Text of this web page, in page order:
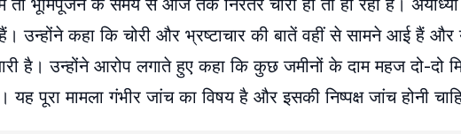
तो भूमिपूजन के समय से आज तक निरंतर चोरी ही तो हो रही है।
उन्होंने कहा कि चोरी और भ्रष्टाचार की बातें वहीं से सामने आई हैं और
है। उन्होंने आरोप लगाते हुए कहा कि कुछ जमीनों के दाम महज दो-दो
मामला गंभीर जांच का विषय है और इसकी निष्पक्ष जांच होनी